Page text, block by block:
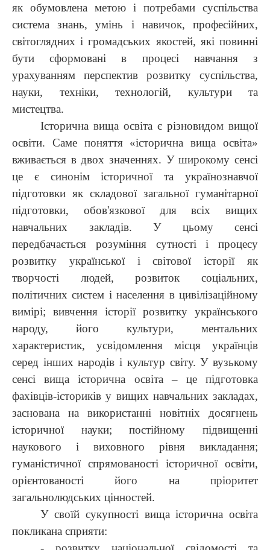
як обумовлена метою і потребами суспільства
система знань, умінь і навичок, професійних,
світоглядних і громадських якостей, які повинні
бути сформовані в процесі навчання з
урахуванням перспектив розвитку суспільства,
науки, техніки, технологій, культури та
мистецтва.
Історична вища освіта є різновидом вищої
освіти. Саме поняття «історична вища освіта»
вживається в двох значеннях. У широкому сенсі
це є синонім історичної та українознавчої
підготовки як складової загальної гуманітарної
підготовки, обов'язкової для всіх вищих
навчальних закладів. У цьому сенсі
передбачається розуміння сутності і процесу
розвитку української і світової історії як
творчості людей, розвиток соціальних,
політичних систем і населення в цивілізаційному
вимірі; вивчення історії розвитку українського
народу, його культури, ментальних
характеристик, усвідомлення місця українців
серед інших народів і культур світу. У вузькому
сенсі вища історична освіта – це підготовка
фахівців-істориків у вищих навчальних закладах,
заснована на використанні новітніх досягнень
історичної науки; постійному підвищенні
наукового і виховного рівня викладання;
гуманістичної спрямованості історичної освіти,
орієнтованості його на пріоритет
загальнолюдських цінностей.
У своїй сукупності вища історична освіта
покликана сприяти: